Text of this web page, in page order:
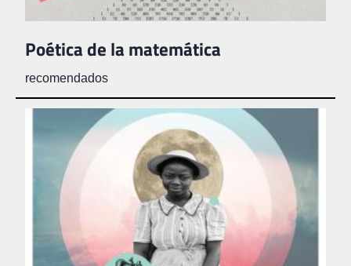
Poética de la matemática
recomendados